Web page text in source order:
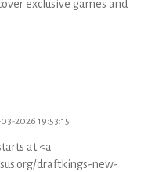
exclusive games and
2026 19:53:15
at <a
draftkings-new-